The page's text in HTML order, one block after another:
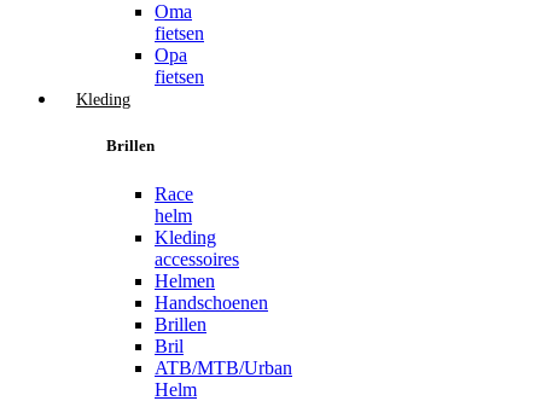
Oma
fietsen
Opa
fietsen
Kleding
Brillen
Race
helm
Kleding
accessoires
Helmen
Handschoenen
Brillen
Bril
ATB/MTB/Urban
Helm